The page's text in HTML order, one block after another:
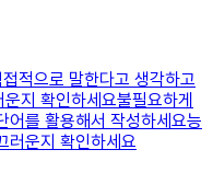
적으로 말한다고 생각하고
지 확인하세요불필요하게
어를 활용해서 작성하세요능
러운지 확인하세요